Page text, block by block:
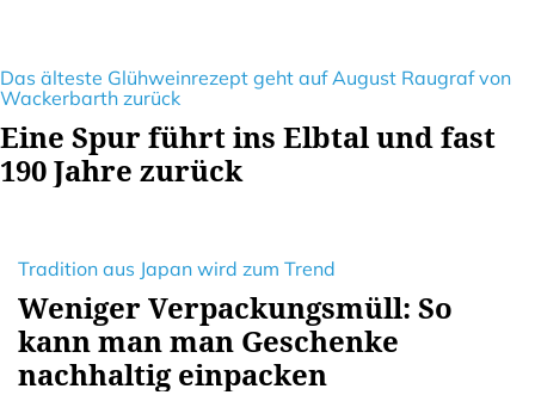
Das älteste Glühweinrezept geht auf August Raugraf von
Wackerbarth zurück
Eine Spur führt ins Elbtal und fast
190 Jahre zurück
Tradition aus Japan wird zum Trend
Weniger Verpackungsmüll: So
kann man man Geschenke
nachhaltig einpacken